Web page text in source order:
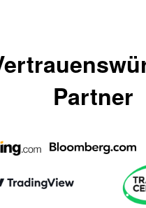
Partner